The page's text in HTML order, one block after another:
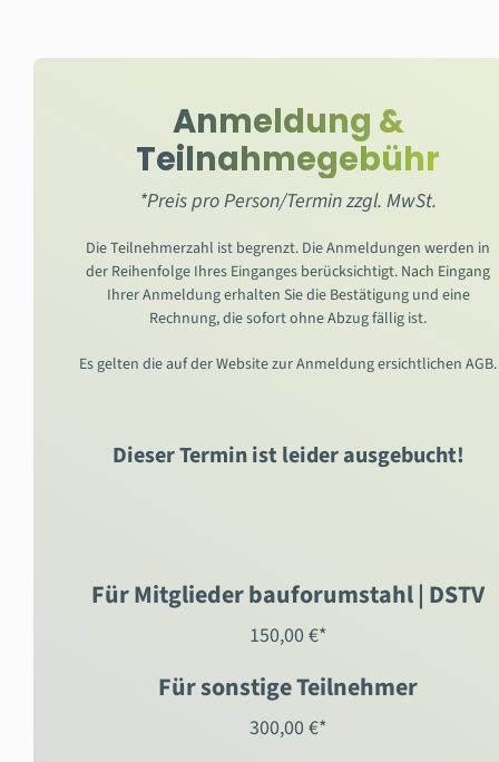
Für Mitglieder bauforumstahl | DSTV
150,00 €*
Für sonstige Teilnehmer
300,00 €*
Anmeldung &
Teilnahmegebühr
*Preis pro Person/Termin zzgl. MwSt.
Die Teilnehmerzahl ist begrenzt. Die Anmeldungen werden in
der Reihenfolge Ihres Einganges berücksichtigt. Nach Eingang
Ihrer Anmeldung erhalten Sie die Bestätigung und eine
Rechnung, die sofort ohne Abzug fällig ist.
Es gelten die auf der Website zur Anmeldung ersichtlichen AGB.
Dieser Termin ist leider ausgebucht!